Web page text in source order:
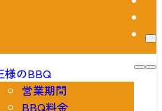
様のBBQ
営業期間
BBQ料金